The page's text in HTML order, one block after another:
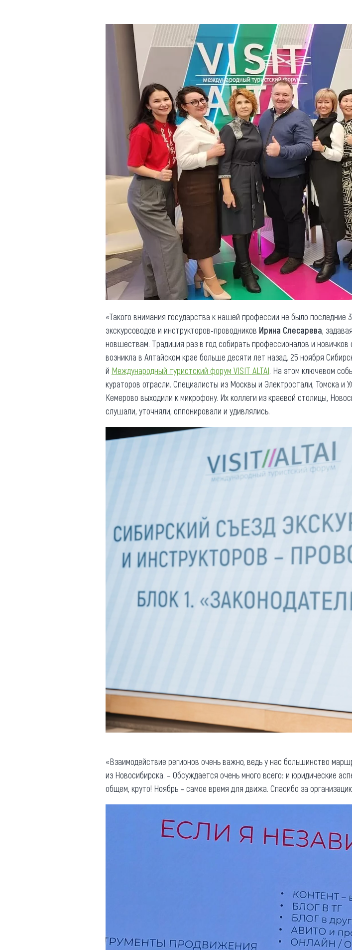
Новости
Что привезти (сувениры)
Реестр туроператоров
агентств Алтайского края
Противодействие коррупции
«Такого внимания государства к нашей профессии не было последние
экскурсоводов и инструкторов-проводников Ирина Слесарева,
новшествам. Традиция раз в год собирать профессионалов и
возникла в Алтайском крае больше десяти лет назад. 25 ноября
й Международный туристский форум VISIT ALTAI. На этом ключевом
кураторов отрасли. Специалисты из Москвы и Электростали, Томска и
Кемерово выходили к микрофону. Их коллеги из краевой столицы,
слушали, уточняли, оппонировали и удивлялись.
«Взаимодействие регионов очень важно, ведь у нас большинство
из Новосибирска. – Обсуждается очень много всего: и юридические
общем, круто! Ноябрь – самое время для движа. Спасибо за